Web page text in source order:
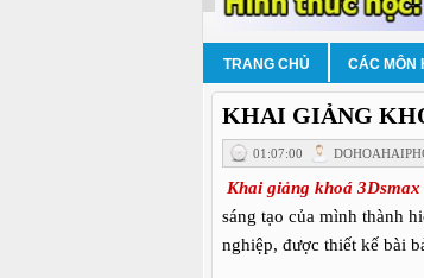
TRANG CHỦ CÁC MÔN
KHAI GIẢNG
01:07:00
Khai giảng khoá
sáng tạo của mình thành
nghiệp, được thiết kế bài